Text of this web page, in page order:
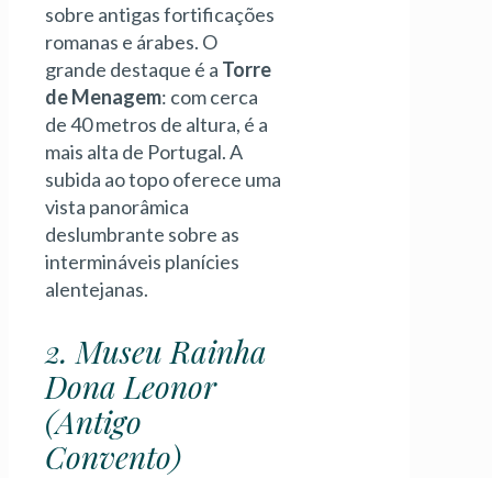
sobre antigas fortificações
romanas e árabes. O
grande destaque é a Torre
de Menagem: com cerca
de 40 metros de altura, é a
mais alta de Portugal. A
subida ao topo oferece uma
vista panorâmica
deslumbrante sobre as
intermináveis planícies
alentejanas.
2. Museu Rainha
Dona Leonor
(Antigo
Convento)